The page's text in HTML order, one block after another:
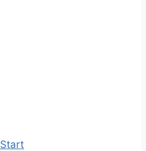
Start